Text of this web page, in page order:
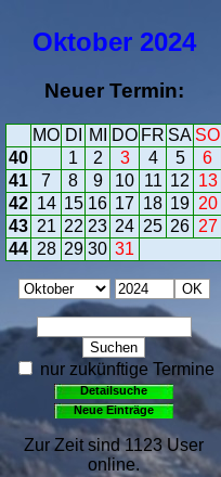
Oktober 2024
Neuer Termin:
MO DI MI DO FR SA SO
40
1 2 3 4 5
6
41
7 8 9 10 11 12 13
42 14 15 16 17 18 19 20
43 21 22 23 24 25 26 27
44 28 29 30 31
nur zukünftige Termine
Detailsuche
Neue Einträge
Zur Zeit sind 1123 User
online.